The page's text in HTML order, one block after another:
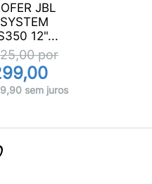
JBL
12"...
por
sem juros